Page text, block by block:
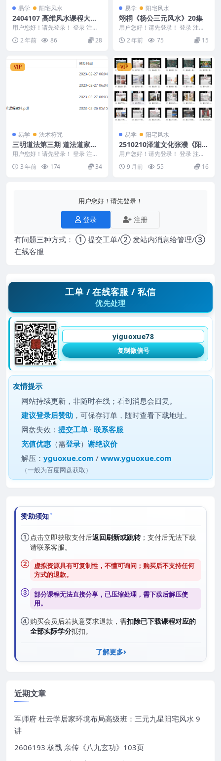
易学 阳宅风水
2404107 高维风水课程大专
栏41视频
用户您好！请先登录！ 登录 注册
高维风水课程大专栏 2404107 00
1&#...2 年前 86 28
易学 阳宅风水
翊桐《杨公三元风水》20集
用户您好！请先登录！ 登录 注册
翊桐《杨公三元风水》20集 2410
134 0...
2 年前 75 15
VIP
易学 法术符咒
三明道法第三期 道法道家法
术视频课程 三明道法第三期2
天课程视频+答疑+文档pdf
百度网盘
用户您好！请先登录！ 登录 注册
三明道法第三期 道法道家法术视
频课程 三明道法...
3 年前 174 34
VIP
易学 阳宅风水
2510210泽道文化张濮《阳宅
风水煞气吉凶识别》28集视
频Y
用户您好！请先登录！ 登录 注册
泽道文化张濮《阳宅风水煞气吉凶
识别》28集视频...
9 月前 55 16
用户您好！请先登录！
登录 注册
有问题三种方式： ① 提交工单/② 发站内消息给管理/③
在线客服
工单 / 在线客服 / 私信
优先处理
yiguoxue78
复制微信号
友情提示
网站持续更新，非随时在线；看到消息会回复。
建议登录后赞助 ，可保存订单，随时查看下载地址。
网盘失效：提交工单 ·联系客服
充值优惠 （需登录）谢绝议价
解压：yguoxue.com /www.yguoxue.com
（一般为百度网盘获取）
赞助须知
①点击立即获取支付后返回刷新或跳转；支付后无法下载
请联系客服。
② 虚拟资源具有可复制性，不懂可询问；购买后不支持任何
方式的退款。
③ 部分课程无法直接分享，已压缩处理，需下载后解压使
用。
④购买会员后若执意要求退款，需扣除已下载课程对应的
全部实际学分抵扣。
了解更多
近期文章
军师府 杜云学居家环境布局高级班：三元九星阳宅风水 9
讲
2606193 杨戬 亲传《八九玄功》103页